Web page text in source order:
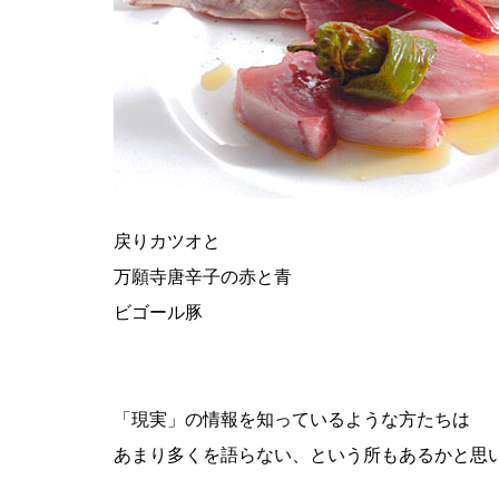
戻りカツオと
万願寺唐辛子の赤と青
ビゴール豚
「現実」の情報を知っているような方たちは
あまり多くを語らない、という所もあるかと思